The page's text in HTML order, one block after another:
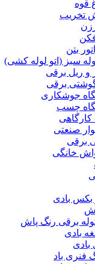
قوه
تخریب
بتن
سبز (اتو لوله کشی)
و ریل برقی
برقی
جوشکاری
چسب
کارگاهی
صنعتی
برقی
خانگی
بکس بادی
برقی رنگ پاش
بادی
بادی
فنری باد